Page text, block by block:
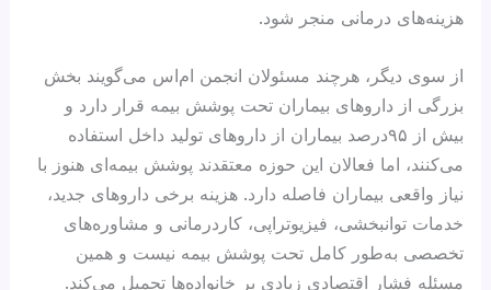
هزینه‌های درمانی منجر شود.
از سوی دیگر، هرچند مسئولان انجمن ام‌اس می‌گویند بخش
بزرگی از داروهای بیماران تحت پوشش بیمه قرار دارد و
بیش از ۹۵درصد بیماران از داروهای تولید داخل استفاده
می‌کنند، اما فعالان این حوزه معتقدند پوشش بیمه‌ای هنوز با
نیاز واقعی بیماران فاصله دارد. هزینه برخی داروهای جدید،
خدمات توانبخشی، فیزیوتراپی، کاردرمانی و مشاوره‌های
تخصصی به‌طور کامل تحت پوشش بیمه نیست و همین
مسئله فشار اقتصادی زیادی بر خانواده‌ها تحمیل می‌کند.